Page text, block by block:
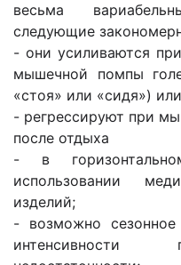
весьма
следующие
- они усиливаются
мышечной помпы
«стоя» или «сидя»)
- регрессируют при
после отдыха
- в
использовании
изделий;
- возможно
интенсивности